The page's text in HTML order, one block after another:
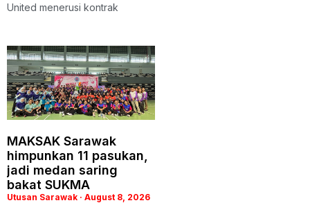
United menerusi kontrak
MAKSAK Sarawak
himpunkan 11 pasukan,
jadi medan saring
bakat SUKMA
Utusan Sarawak August 8, 2026